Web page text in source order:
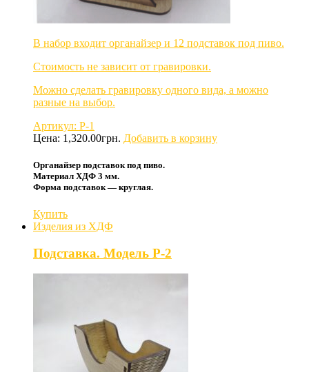
В набор входит органайзер и 12 подставок под пиво.
Стоимость не зависит от гравировки.
Можно сделать гравировку одного вида, а можно
разные на выбор.
Артикул: P-1
Цена: 1,320.00грн. Добавить в корзину
Органайзер подставок под пиво.
Материал ХДФ 3 мм.
Форма подставок — круглая.
Купить
Изделия из ХДФ
Подставка. Модель P-2